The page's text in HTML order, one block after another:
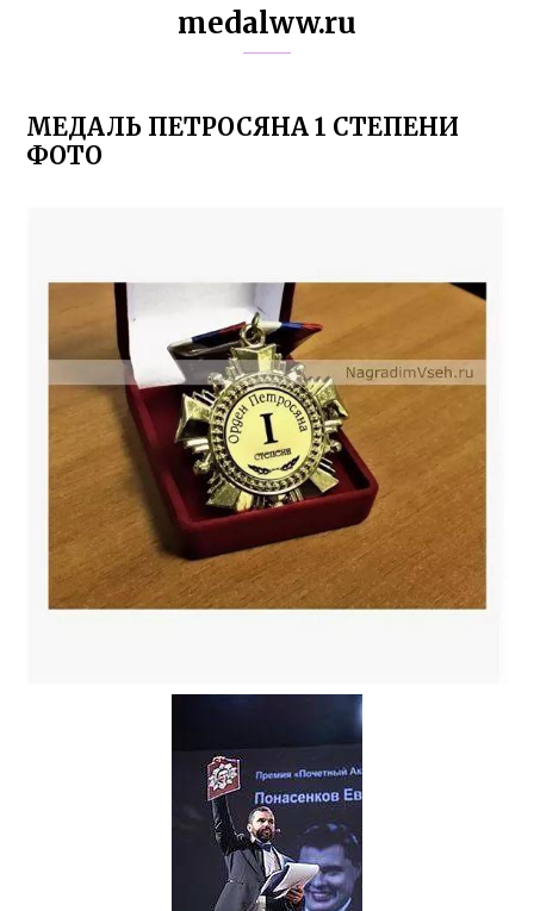
medalww.ru
МЕДАЛЬ ПЕТРОСЯНА 1 СТЕПЕНИ
ФОТО